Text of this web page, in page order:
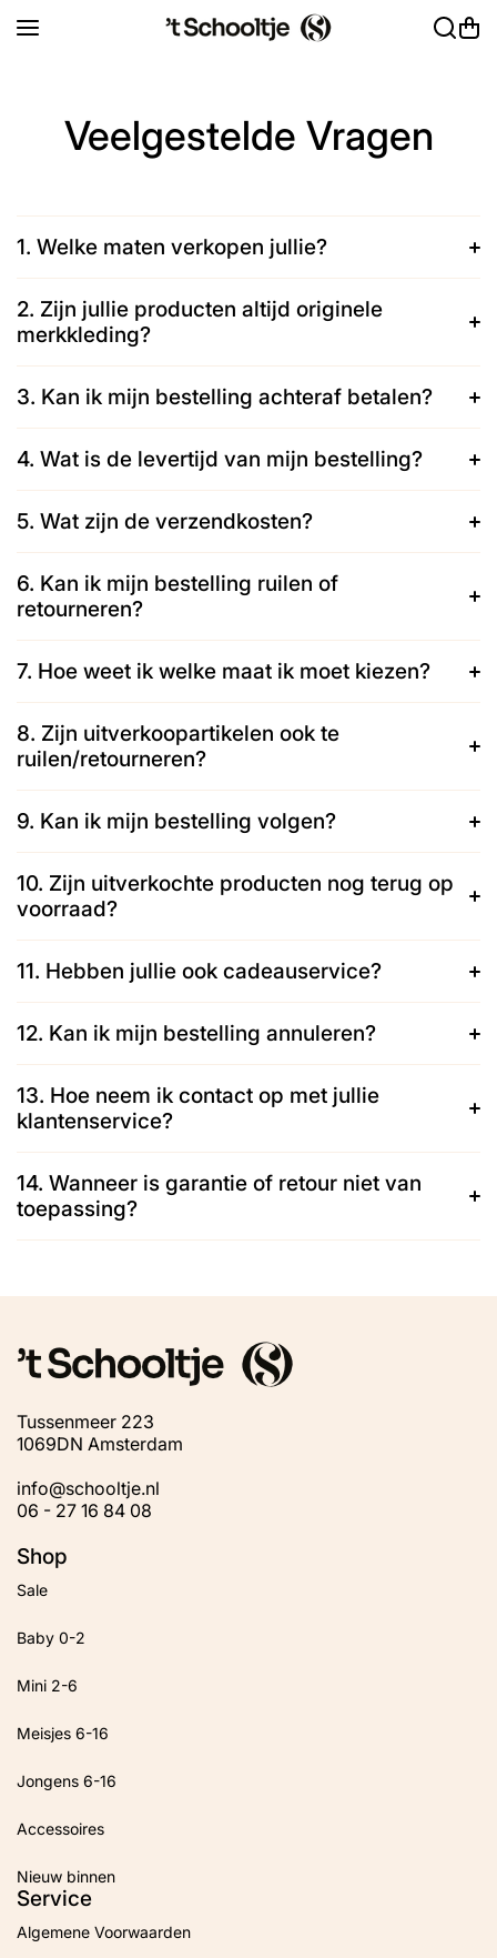
Veelgestelde Vragen
1. Welke maten verkopen jullie?
2. Zijn jullie producten altijd originele
merkkleding?
3. Kan ik mijn bestelling achteraf betalen?
4. Wat is de levertijd van mijn bestelling?
5. Wat zijn de verzendkosten?
6. Kan ik mijn bestelling ruilen of
retourneren?
7. Hoe weet ik welke maat ik moet kiezen?
8. Zijn uitverkoopartikelen ook te
ruilen/retourneren?
9. Kan ik mijn bestelling volgen?
10. Zijn uitverkochte producten nog terug op
voorraad?
11. Hebben jullie ook cadeauservice?
12. Kan ik mijn bestelling annuleren?
13. Hoe neem ik contact op met jullie
klantenservice?
14. Wanneer is garantie of retour niet van
toepassing?
Tussenmeer 223
1069DN Amsterdam
info@schooltje.nl
06 - 27 16 84 08
Shop
Sale
Baby 0-2
Mini 2-6
Meisjes 6-16
Jongens 6-16
Accessoires
Nieuw binnen
Service
Algemene Voorwaarden